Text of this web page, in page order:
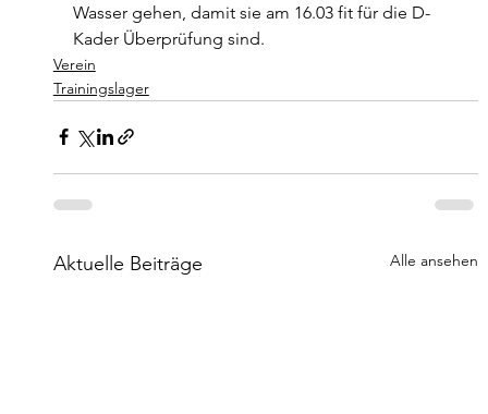
Wasser gehen, damit sie am 16.03 fit für die D-
Kader Überprüfung sind.
Verein
Trainingslager
Aktuelle Beiträge Alle ansehen